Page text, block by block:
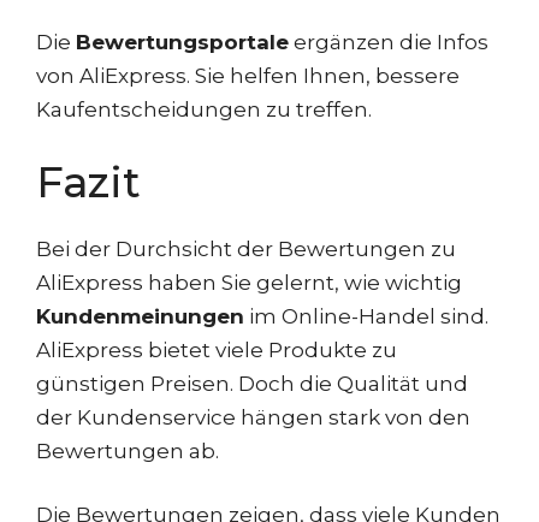
Die Bewertungsportale ergänzen die Infos
von AliExpress. Sie helfen Ihnen, bessere
Kaufentscheidungen zu treffen.
Fazit
Bei der Durchsicht der Bewertungen zu
AliExpress haben Sie gelernt, wie wichtig
Kundenmeinungen im Online-Handel sind.
AliExpress bietet viele Produkte zu
günstigen Preisen. Doch die Qualität und
der Kundenservice hängen stark von den
Bewertungen ab.
Die Bewertungen zeigen, dass viele Kunden